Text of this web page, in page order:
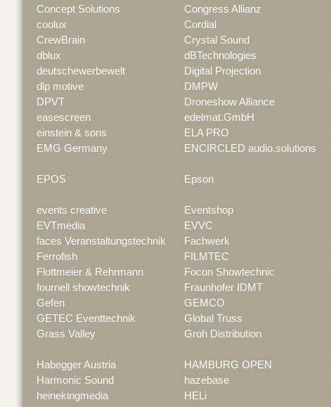
Concept Solutions
Congress Allianz
coolux
Cordial
CrewBrain
Crystal Sound
dblux
dBTechnologies
deutschewerbewelt
Digital Projection
dlp motive
DMPW
DPVT
Droneshow Alliance
easescreen
edelmat.GmbH
einstein & sons
ELA PRO
EMG Germany
ENCIRCLED audio.solutions
EPOS
Epson
events creative
Eventshop
EVTmedia
EVVC
faces Veranstaltungstechnik
Fachwerk
Ferrofish
FILMTEC
Flottmeier & Rehrmann
Focon Showtechnic
fournell showtechnik
Fraunhofer IDMT
Gefen
GEMCO
GETEC Eventtechnik
Global Truss
Grass Valley
Groh Distribution
Habegger Austria
HAMBURG OPEN
Harmonic Sound
hazebase
heinekingmedia
HELi